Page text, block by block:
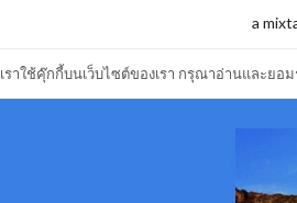
เราใช้คุ๊กกี้บนเว็บไซต์ของเรา กรุณาอ่านและยอ
a